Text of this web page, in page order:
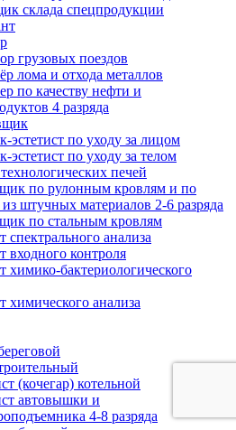
склада спецпродукции
грузовых поездов
лома и отхода металлов
по качеству нефти и
4 разряда
эстетист по уходу за лицом
эстетист по уходу за телом
печей
по рулонным кровлям и по
штучных материалов 2-6 разряда
по стальным кровлям
спектрального анализа
входного контроля
химико-бактериологического
химического анализа
(кочегар) котельной
автовышки и
4-8 разряда